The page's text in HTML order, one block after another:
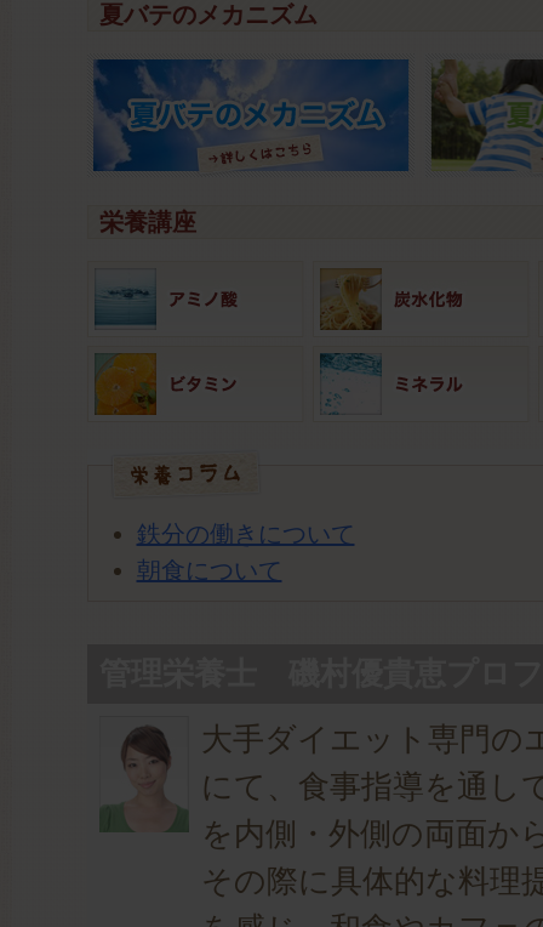
夏バテのメカニズム
栄養講座
鉄分の働きについて
朝食について
大手ダイエット専門の
にて、食事指導を通し
を内側・外側の両面か
その際に具体的な料理